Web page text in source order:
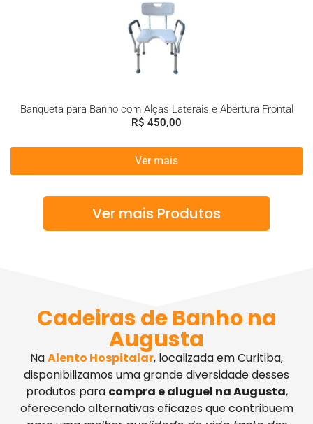
Banqueta para Banho com Alças Laterais e Abertura Frontal
R$ 450,00
Ver mais
Ver mais Produtos
Cadeiras de Banho na
Augusta
NaAlento Hospitalar, localizada em Curitiba,
disponibilizamos uma grande diversidade desses
produtos para compra e aluguel na Augusta,
oferecendo alternativas eficazes que contribuem